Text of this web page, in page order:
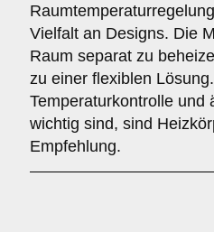
Vielfalt an Designs. Die
Raum separat zu
zu einer flexiblen
Temperaturkontrolle und
wichtig sind, sind
Empfehlung.